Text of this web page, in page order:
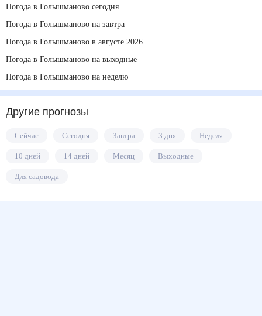
Погода в Голышманово сегодня
Погода в Голышманово на завтра
Погода в Голышманово в августе 2026
Погода в Голышманово на выходные
Погода в Голышманово на неделю
Другие прогнозы
Сейчас Сегодня Завтра 3 дня Неделя
10 дней 14 дней Месяц Выходные
Для садовода